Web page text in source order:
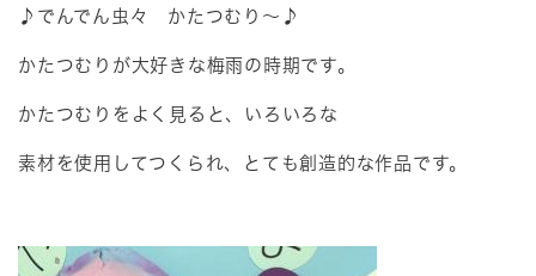
♪でんでん虫々 かたつむり～♪
かたつむりが大好きな梅雨の時期です。
かたつむりをよく見ると、いろいろな
素材を使用してつくられ、とても創造的な作品です。